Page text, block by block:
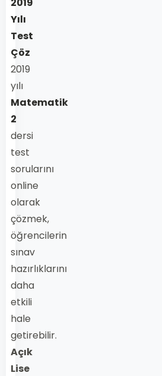
Yılı
Test
Çöz
2019
yılı
Matematik
2
dersi
test
sorularını
online
olarak
çözmek,
öğrencilerin
sınav
hazırlıklarını
daha
etkili
hale
getirebilir.
Açık
Lise